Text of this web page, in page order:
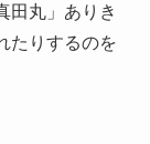
田丸」ありき
たりするのを